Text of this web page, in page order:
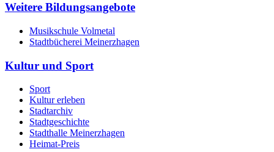
Weitere Bildungsangebote
Musikschule Volmetal
Stadtbücherei Meinerzhagen
Kultur und Sport
Sport
Kultur erleben
Stadtarchiv
Stadtgeschichte
Stadthalle Meinerzhagen
Heimat-Preis